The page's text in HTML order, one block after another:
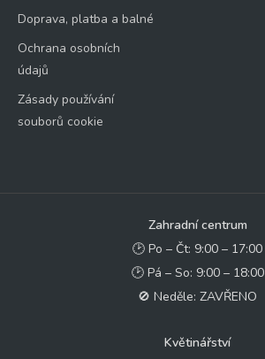
Doprava, platba a balné
Ochrana osobních
údajů
Zásady používání
souborů cookie
Zahradní centrum
🕑 Po – Čt: 9:00 – 17:00
🕑 Pá – So: 9:00 – 18:00
🚫 Neděle: ZAVŘENO
Květinářství